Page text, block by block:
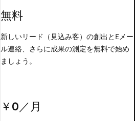
無料
新しいリード（見込み客）の創出とEメー
ル連絡、さらに成果の測定を無料で始め
ましょう。
￥0／月